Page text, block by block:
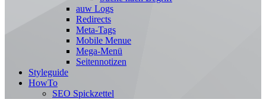
auw Logs
Redirects
Meta-Tags
Mobile Menue
Mega-Menü
Seitennotizen
Styleguide
HowTo
SEO Spickzettel